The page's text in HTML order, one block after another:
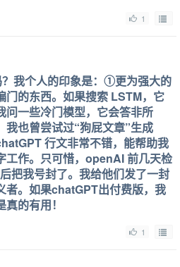
1
我个人的印象是：①更为强大的
门的东西。如果搜索 LSTM，它
问一些冷门模型，它会答非所
也曾尝试过“狗屁文章”生成
行文非常不错，能帮助我
工作。只可惜，openAI 前几天检
把我号封了。我给他们发了一封
者。如果chatGPT出付费版，我
的有用！
1